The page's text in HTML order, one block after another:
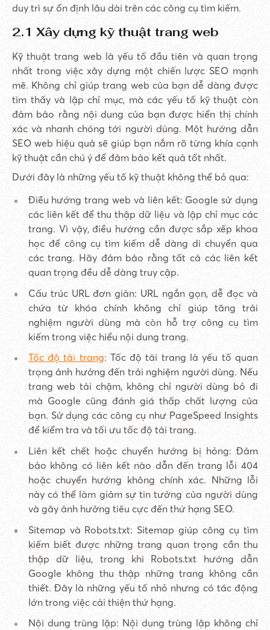
duy trì sự ổn định lâu dài trên các công cụ tìm kiếm.
2.1 Xây dựng kỹ thuật trang web
Kỹ thuật trang web là yếu tố đầu tiên và quan trọng
nhất trong việc xây dựng một chiến lược SEO mạnh
mẽ. Không chỉ giúp trang web của bạn dễ dàng được
tìm thấy và lập chỉ mục, mà các yếu tố kỹ thuật còn
đảm bảo rằng nội dung của bạn được hiển thị chính
xác và nhanh chóng tới người dùng. Một hướng dẫn
SEO web hiệu quả sẽ giúp bạn nắm rõ từng khía cạnh
kỹ thuật cần chú ý để đảm bảo kết quả tốt nhất.
Dưới đây là những yếu tố kỹ thuật không thể bỏ qua:
Điều hướng trang web và liên kết: Google sử dụng
các liên kết để thu thập dữ liệu và lập chỉ mục các
trang. Vì vậy, điều hướng cần được sắp xếp khoa
học để công cụ tìm kiếm dễ dàng di chuyển qua
các trang. Hãy đảm bảo rằng tất cả các liên kết
quan trọng đều dễ dàng truy cập.
Cấu trúc URL đơn giản: URL ngắn gọn, dễ đọc và
chứa từ khóa chính không chỉ giúp tăng trải
nghiệm người dùng mà còn hỗ trợ công cụ tìm
kiếm trong việc hiểu nội dung trang.
Tốc độ tải trang: Tốc độ tải trang là yếu tố quan
trọng ảnh hưởng đến trải nghiệm người dùng. Nếu
trang web tải chậm, không chỉ người dùng bỏ đi
mà Google cũng đánh giá thấp chất lượng của
bạn. Sử dụng các công cụ như PageSpeed Insights
để kiểm tra và tối ưu tốc độ tải trang.
Liên kết chết hoặc chuyển hướng bị hỏng: Đảm
bảo không có liên kết nào dẫn đến trang lỗi 404
hoặc chuyển hướng không chính xác. Những lỗi
này có thể làm giảm sự tin tưởng của người dùng
và gây ảnh hưởng tiêu cực đến thứ hạng SEO.
Sitemap và Robots.txt: Sitemap giúp công cụ tìm
kiếm biết được những trang quan trọng cần thu
thập dữ liệu, trong khi Robots.txt hướng dẫn
Google không thu thập những trang không cần
thiết. Đây là những yếu tố nhỏ nhưng có tác động
lớn trong việc cải thiện thứ hạng.
Nội dung trùng lặp: Nội dung trùng lặp không chỉ